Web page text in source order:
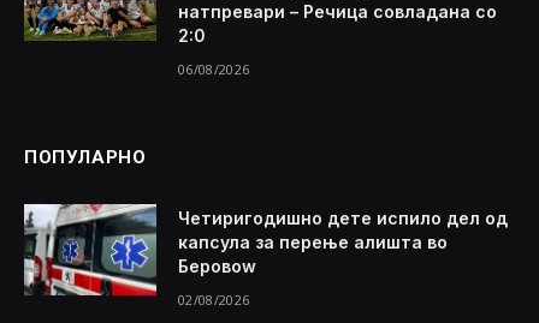
натпревари – Речица совладана со
2:0
06/08/2026
ПОПУЛАРНО
Четиригодишно дете испило дел од
капсула за перење алишта во
Беровоw
02/08/2026